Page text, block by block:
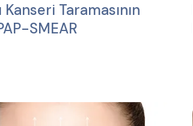
Kanseri Taramasının
SMEAR